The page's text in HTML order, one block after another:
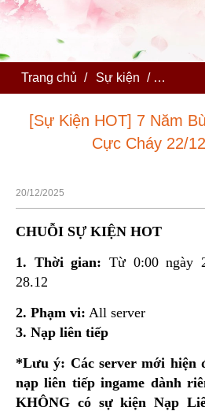
Trang chủ / Sự kiện / [Sự
[Sự Kiện HOT] 7 Năm
Cực Cháy 22/
20/12/2025
CHUỖI SỰ KIỆN HOT
1. Thời gian: Từ 0:00 ngày
28.12
2. Phạm vi: All server
3. Nạp liên tiếp
*Lưu ý: Các server mới hiện
nạp liên tiếp ingame dành
KHÔNG có sự kiện Nạp